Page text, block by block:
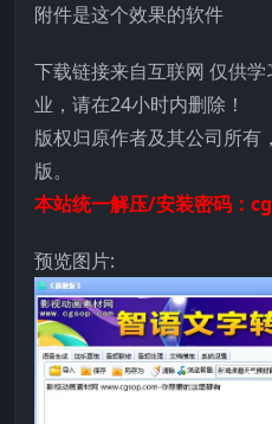
附件是这个效果的软件
下载链接来自互联网 仅供
业，请在24小时内删除！
版权归原作者及其公司所有
版。
本站统一解压/安装密码：
预览图片: